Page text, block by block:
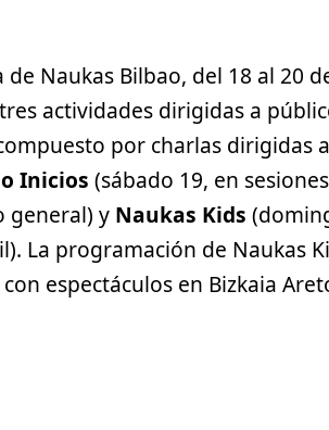
Naukas Bilbao, del 18 al 20
actividades dirigidas a
por charlas dirigidas
Inicios (sábado 19, en
general) y Naukas Kids
La programación de Naukas
espectáculos en Bizkaia